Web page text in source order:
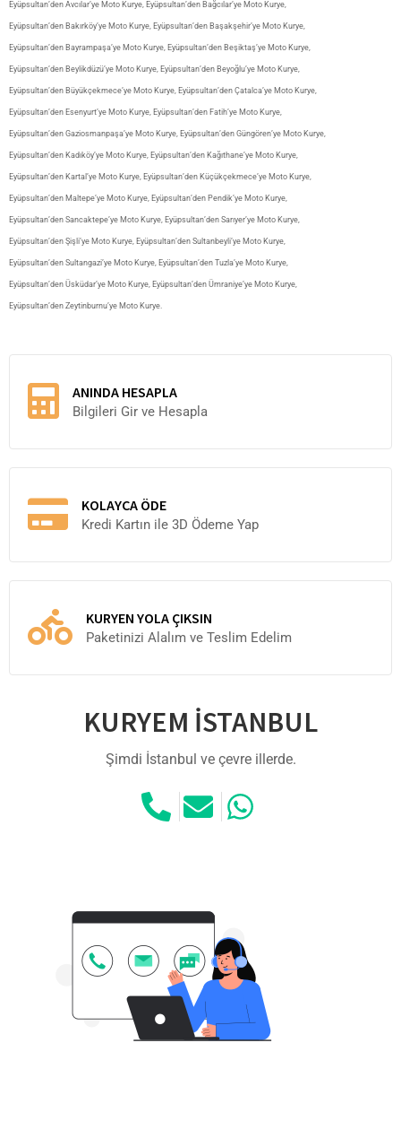
Eyüpsultan’den Avcılar’ye Moto Kurye, Eyüpsultan’den Bağcılar’ye Moto Kurye,
Eyüpsultan’den Bakırköy’ye Moto Kurye, Eyüpsultan’den Başakşehir’ye Moto Kurye,
Eyüpsultan’den Bayrampaşa’ye Moto Kurye, Eyüpsultan’den Beşiktaş’ye Moto Kurye,
Eyüpsultan’den Beylikdüzü’ye Moto Kurye, Eyüpsultan’den Beyoğlu’ye Moto Kurye,
Eyüpsultan’den Büyükçekmece’ye Moto Kurye, Eyüpsultan’den Çatalca’ye Moto Kurye,
Eyüpsultan’den Esenyurt’ye Moto Kurye, Eyüpsultan’den Fatih’ye Moto Kurye,
Eyüpsultan’den Gaziosmanpaşa’ye Moto Kurye, Eyüpsultan’den Güngören’ye Moto Kurye,
Eyüpsultan’den Kadıköy’ye Moto Kurye, Eyüpsultan’den Kağıthane’ye Moto Kurye,
Eyüpsultan’den Kartal’ye Moto Kurye, Eyüpsultan’den Küçükçekmece’ye Moto Kurye,
Eyüpsultan’den Maltepe’ye Moto Kurye, Eyüpsultan’den Pendik’ye Moto Kurye,
Eyüpsultan’den Sancaktepe’ye Moto Kurye, Eyüpsultan’den Sarıyer’ye Moto Kurye,
Eyüpsultan’den Şişli’ye Moto Kurye, Eyüpsultan’den Sultanbeyli’ye Moto Kurye,
Eyüpsultan’den Sultangazi’ye Moto Kurye, Eyüpsultan’den Tuzla’ye Moto Kurye,
Eyüpsultan’den Üsküdar’ye Moto Kurye, Eyüpsultan’den Ümraniye’ye Moto Kurye,
Eyüpsultan’den Zeytinburnu’ye Moto Kurye.
ANINDA HESAPLA
Bilgileri Gir ve Hesapla
KOLAYCA ÖDE
Kredi Kartın ile 3D Ödeme Yap
KURYEN YOLA ÇIKSIN
Paketinizi Alalım ve Teslim Edelim
KURYEM İSTANBUL
Şimdi İstanbul ve çevre illerde.